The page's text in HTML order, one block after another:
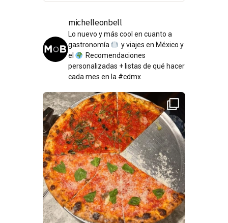
michelleonbell
Lo nuevo y más cool en cuanto a
gastronomía
y viajes en México y
el
Recomendaciones
personalizadas + listas de qué hacer
cada mes en la #cdmx